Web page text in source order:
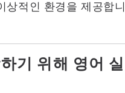
상적인 환경을 제공합
기 위해 영어